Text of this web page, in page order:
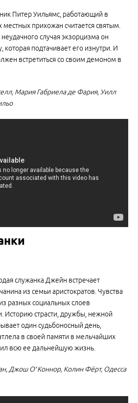
Питер Уильямс, работающий в
прихожан считается святым.
случая экзорцизма он
которая подтачивает его изнутри. И
встретиться со своим демоном в
Мария Габриела де Фария, Уилл
служанка Джейн встречает
из семьи аристократов. Чувства
разных социальных слоев
Историю страсти, дружбы, нежной
один судьбоносный день,
в своей памяти в мельчайших
всю ее дальнейшую жизнь.
Джош О’Коннор, Колин Фёрт, Одесса